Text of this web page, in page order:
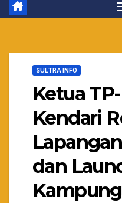
SULTRA INFO
Ketua
Kendari
dan